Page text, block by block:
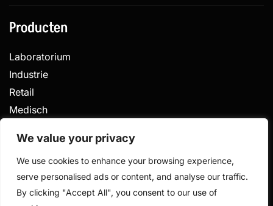
We value your privacy
We use cookies to enhance your browsing experience,
serve personalised ads or content, and analyse our traffic.
By clicking "Accept All", you consent to our use of
Producten
Laboratorium
Industrie
Retail
Medisch
Privacy Algemene voorwaarden